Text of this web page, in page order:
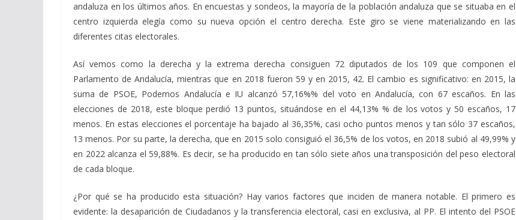
andaluza en los últimos años. En encuestas y sondeos, la mayoría de la población andaluza que se situaba en el
centro izquierda elegía como su nueva opción el centro derecha. Este giro se viene materializando en las
diferentes citas electorales.
Así vemos como la derecha y la extrema derecha consiguen 72 diputados de los 109 que componen el
Parlamento de Andalucía, mientras que en 2018 fueron 59 y en 2015, 42. El cambio es significativo: en 2015, la
suma de PSOE, Podemos Andalucía e IU alcanzó 57,16%% del voto en Andalucía, con 67 escaños. En las
elecciones de 2018, este bloque perdió 13 puntos, situándose en el 44,13% % de los votos y 50 escaños, 17
menos. En estas elecciones el porcentaje ha bajado al 36,35%, casi ocho puntos menos y tan sólo 37 escaños,
13 menos. Por su parte, la derecha, que en 2015 solo consiguió el 36,5% de los votos, en 2018 subió al 49,99% y
en 2022 alcanza el 59,88%. Es decir, se ha producido en tan sólo siete años una transposición del peso electoral
de cada bloque.
¿Por qué se ha producido esta situación? Hay varios factores que inciden de manera notable. El primero es
evidente: la desaparición de Ciudadanos y la transferencia electoral, casi en exclusiva, al PP. El intento del PSOE